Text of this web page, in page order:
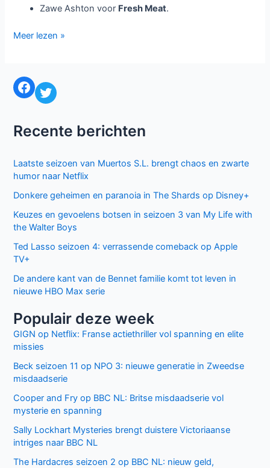
Zawe Ashton voor Fresh Meat.
Nominaties
Awards
2014
Meer lezen »
Facebook Twitter
Recente berichten
Laatste seizoen van Muertos S.L. brengt chaos en zwarte
humor naar Netflix
Donkere geheimen en paranoia in The Shards op Disney+
Keuzes en gevoelens botsen in seizoen 3 van My Life with
the Walter Boys
Ted Lasso seizoen 4: verrassende comeback op Apple
TV+
De andere kant van de Bennet familie komt tot leven in
nieuwe HBO Max serie
Populair deze week
GIGN op Netflix: Franse actiethriller vol spanning en elite
missies
Beck seizoen 11 op NPO 3: nieuwe generatie in Zweedse
misdaadserie
Cooper and Fry op BBC NL: Britse misdaadserie vol
mysterie en spanning
Sally Lockhart Mysteries brengt duistere Victoriaanse
intriges naar BBC NL
The Hardacres seizoen 2 op BBC NL: nieuw geld,